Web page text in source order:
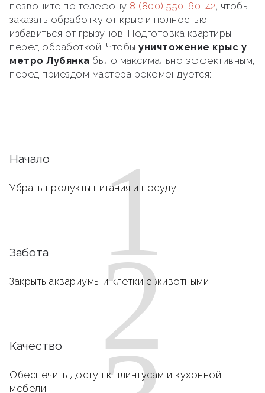
позвоните по телефону 8 (800) 550-60-42, чтобы
заказать обработку от крыс и полностью
избавиться от грызунов. Подготовка квартиры
перед обработкой. Чтобы уничтожение крыс у
метро Лубянка было максимально эффективным,
перед приездом мастера рекомендуется:
1
Начало
Убрать продукты питания и посуду
2
Забота
Закрыть аквариумы и клетки с животными
Качество
Обеспечить доступ к плинтусам и кухонной
мебели